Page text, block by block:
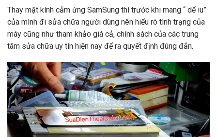
Thay mặt kính cảm ứng SamSung thì trước khi mang “ dế iu”
của mình đi sửa chữa người dùng nên hiểu rõ tình trạng của
máy cũng như tham khảo giá cả, chính sách của các trung
tâm sửa chữa uy tín hiện nay để ra quyết định đúng đắn.